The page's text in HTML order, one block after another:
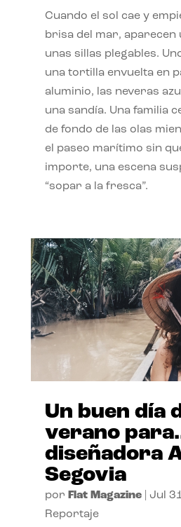
Cuando el sol cae y
brisa del mar, aparecen
unas sillas plegables.
una tortilla envuelta en
aluminio, las neveras
una sandía. Una familia
de fondo de las olas
el paseo marítimo sin
importe, una escena
“sopar a la fresca”.
Un buen día
verano
diseñadora
Segovia
por Flat Magazine| Jul
Reportaje